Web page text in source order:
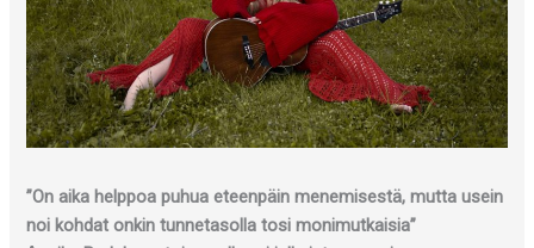
”On aika helppoa puhua eteenpäin menemisestä, mutta usein
noi kohdat onkin tunnetasolla tosi monimutkaisia”